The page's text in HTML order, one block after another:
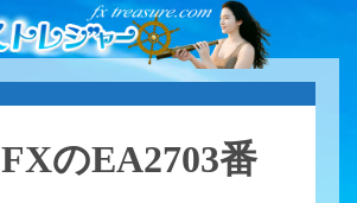
FXのEA2703番